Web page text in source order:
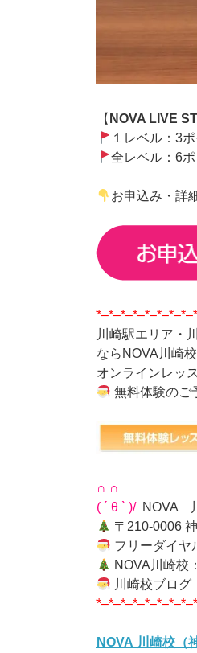
【 NOVA LIVE
１レベル：3
全レベル：6
お申込み・詳
川崎駅エリア・
ならNOVA川崎
オンラインレッ
無料体験のご
∩ ∩
( ´ θ ` )/ NOVA
〒210-0006
フリーダイヤ
NOVA川崎校
川崎校ブログ
NOVA 川崎校（